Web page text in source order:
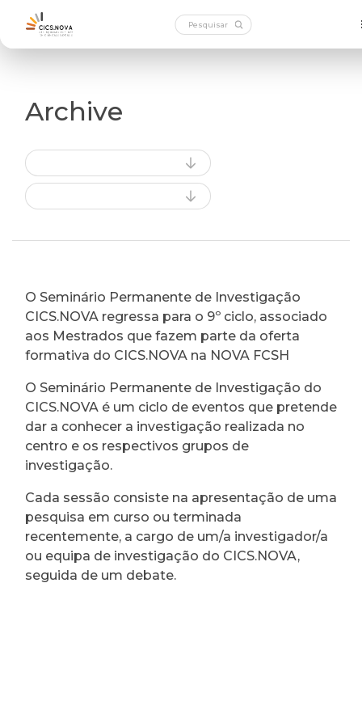
Archive
O Seminário Permanente de Investigação
CICS.NOVA regressa para o 9º ciclo, associado
aos Mestrados que fazem parte da oferta
formativa do CICS.NOVA na NOVA FCSH
O Seminário Permanente de Investigação do
CICS.NOVA é um ciclo de eventos que pretende
dar a conhecer a investigação realizada no
centro e os respectivos grupos de
investigação.
Cada sessão consiste na apresentação de uma
pesquisa em curso ou terminada
recentemente, a cargo de um/a investigador/a
ou equipa de investigação do CICS.NOVA,
seguida de um debate.